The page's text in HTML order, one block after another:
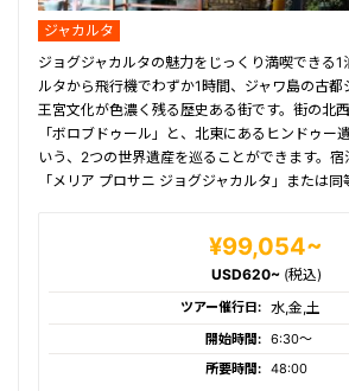
ジャカルタ
ジョグジャカルタの魅力をじっくり満喫できる1
ルタから飛行機でわずか1時間、ジャワ島の古都
王宮文化が色濃く残る歴史ある街です。街の北
「ボロブドゥール」と、北東にあるヒンドゥー
いう、2つの世界遺産を巡ることができます。
「メリア プロサニ ジョグジャカルタ」または同
¥99,054~
USD620~ (税込)
ツアー催行日: 水,金,土
開始時間: 6:30〜
所要時間: 48:00